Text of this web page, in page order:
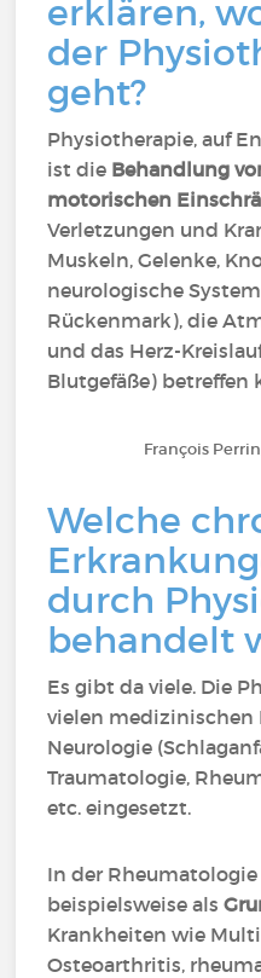
erklären,
der
geht?
Physiotherapie, auf
ist die Behandlung
motorischen
Verletzungen und
Muskeln, Gelenke,
neurologische
Rückenmark), die
und das Herz-
Blutgefäße) betreffen
François
Welche
durch
behandelt
Es gibt da viele. Die
vielen medizinischen
Neurologie
Traumatologie,
etc. eingesetzt.
In der
beispielsweise als
Krankheiten wie
Osteoarthritis,